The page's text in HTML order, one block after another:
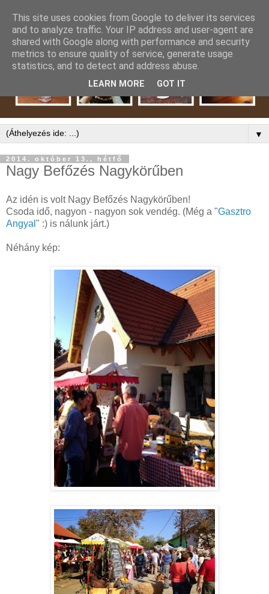
▼
2014. október 13., hétfő
Nagy Befőzés Nagykörűben
Az idén is volt Nagy Befőzés Nagykörűben!
Csoda idő, nagyon - nagyon sok vendég. (Még a "Gasztro
Angyal " :) is nálunk járt.)
Néhány kép:
This site uses cookies from Google to deliver its services
and to analyze traffic. Your IP address and user-agent are
shared with Google along with performance and security
metrics to ensure quality of service, generate usage
statistics, and to detect and address abuse.
LEARN MORE GOT IT